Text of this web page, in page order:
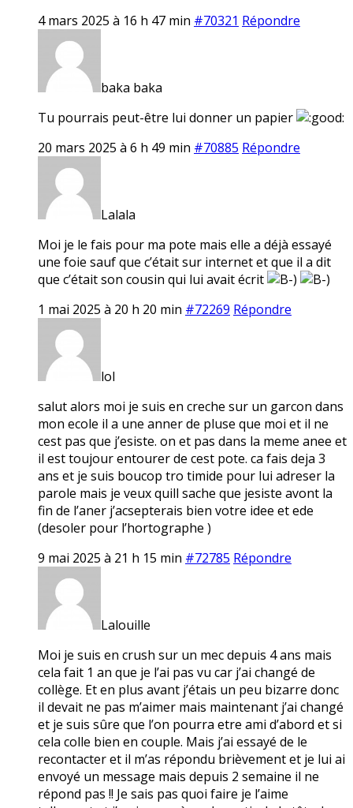
4 mars 2025 à 16 h 47 min #70321 Répondre
baka baka
Tu pourrais peut-être lui donner un papier
20 mars 2025 à 6 h 49 min #70885 Répondre
Lalala
Moi je le fais pour ma pote mais elle a déjà essayé
une foie sauf que c’était sur internet et que il a dit
que c’était son cousin qui lui avait écrit
1 mai 2025 à 20 h 20 min #72269 Répondre
lol
salut alors moi je suis en creche sur un garcon dans
mon ecole il a une anner de pluse que moi et il ne
cest pas que j’esiste. on et pas dans la meme anee et
il est toujour entourer de cest pote. ca fais deja 3
ans et je suis boucop tro timide pour lui adreser la
parole mais je veux quill sache que jesiste avont la
fin de l’aner j’acsepterais bien votre idee et ede
(desoler pour l’hortographe )
9 mai 2025 à 21 h 15 min #72785 Répondre
Lalouille
Moi je suis en crush sur un mec depuis 4 ans mais
cela fait 1 an que je l’ai pas vu car j’ai changé de
collège. Et en plus avant j’étais un peu bizarre donc
il devait ne pas m’aimer mais maintenant j’ai changé
et je suis sûre que l’on pourra etre ami d’abord et si
cela colle bien en couple. Mais j’ai essayé de le
recontacter et il m’as répondu brièvement et je lui ai
envoyé un message mais depuis 2 semaine il ne
répond pas !! Je sais pas quoi faire je l’aime